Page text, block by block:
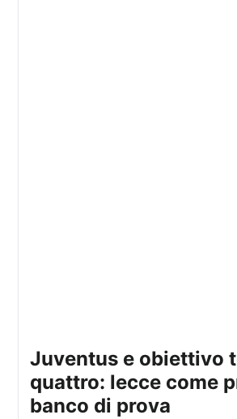
juventus e obiettivo top
quattro: lecce come
banco di prova